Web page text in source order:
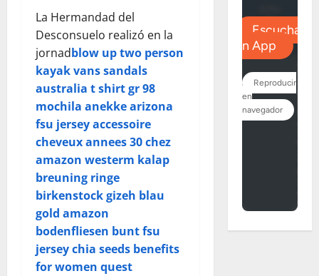
La Hermandad del
Desconsuelo realizó en la
jornadblow up two person
kayakvans sandals
australia t shirt gr 98
mochila anekke arizona
fsu jerseyaccessoire
cheveux annees 30 chez
amazon westerm kalap
breuning ringe
birkenstock gizeh blau
gold amazon
bodenfliesen buntfsu
jerseychia seeds benefits
for women quest